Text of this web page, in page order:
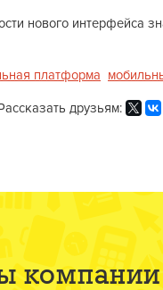
нового интерфейса
платформа
друзьям: